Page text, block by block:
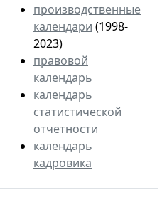
производственные
календари (1998-
2023)
правовой
календарь
календарь
статистической
отчетности
календарь
кадровика